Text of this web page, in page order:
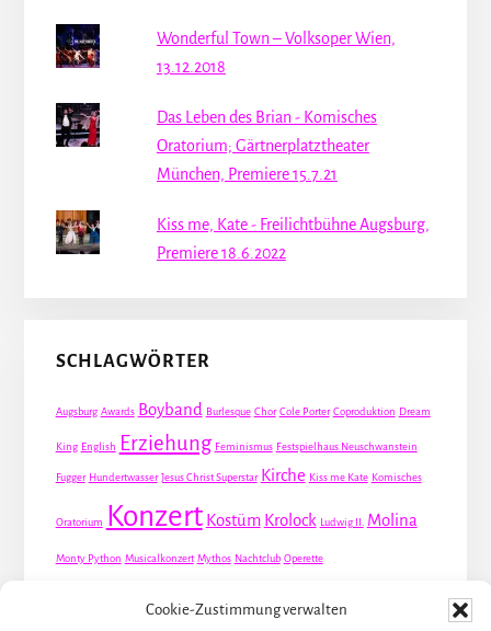
Cookie-Zustimmung verwalten
Wonderful Town – Volksoper Wien,
13.12.2018
Das Leben des Brian - Komisches
Oratorium; Gärtnerplatztheater
München, Premiere 15.7.21
Kiss me, Kate - Freilichtbühne Augsburg,
Premiere 18.6.2022
SCHLAGWÖRTER
Augsburg Awards Boyband Burlesque Chor Cole Porter Coproduktion Dream
King English Erziehung Feminismus Festspielhaus Neuschwanstein
Fugger Hundertwasser Jesus Christ Superstar Kirche Kiss me Kate Komisches
Oratorium Konzert Kostüm Krolock Ludwig II. Molina
Monty Python Musicalkonzert Mythos Nachtclub Operette
Premiere Queer Revueoperette Robert Louis Stevenson